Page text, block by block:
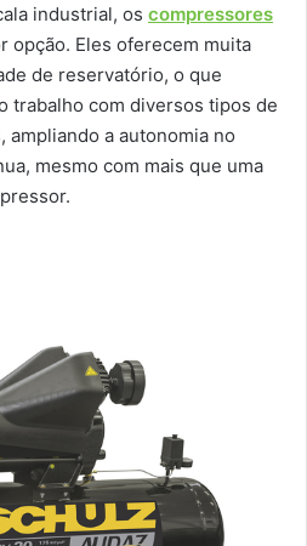
industrial, os compressores
opção. Eles oferecem muita
de reservatório, o que
trabalho com diversos tipos de
a autonomia no
mesmo com mais que uma